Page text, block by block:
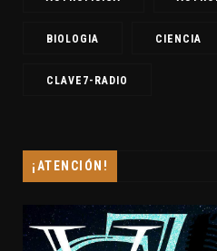
BIOLOGIA CIENCIA
CLAVE7-RADIO
¡ATENCIÓN!